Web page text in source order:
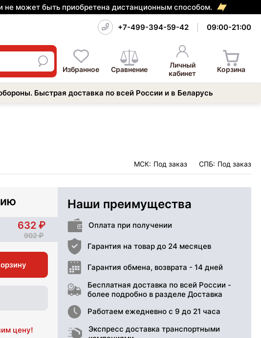
не может быть приобретена дистанционным способом.
+7-499-394-59-42 09:00-21:00
Избранное Сравнение
Личный
кабинет
Корзина
Быстрая доставка по всей России и в Беларусь
МСК: Под заказ СПБ: Под заказ
632
902
цену!
Наши преимущества
Оплата при получении
Гарантия на товар до 24 месяцев
Гарантия обмена, возврата - 14 дней
Бесплатная доставка по всей России -
более подробно в разделе Доставка
Работаем ежедневно с 9 до 21 часа
Экспресс доставка транспортными